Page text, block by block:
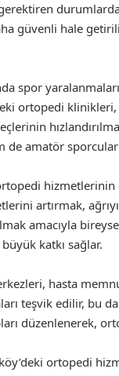
güvenli hale
spor
ortopedi
amatör sporcular
hizmetlerinin
artırmak,
amacıyla
katkı sağlar.
hasta
teşvik edilir, bu
düzenlenerek,
ortopedi